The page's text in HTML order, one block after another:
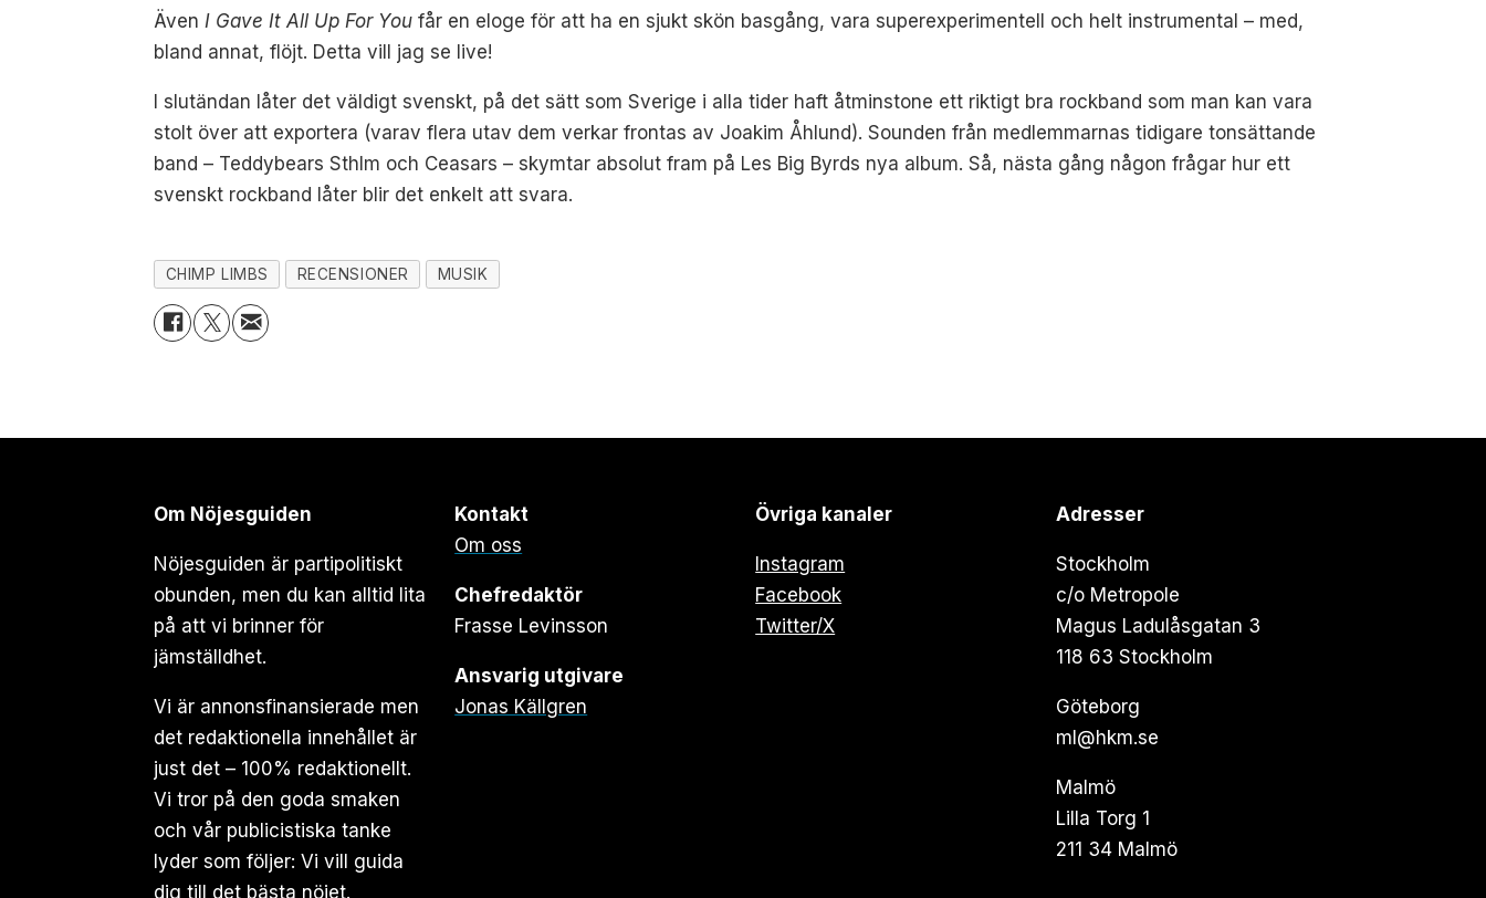
ÄvenI Gave It All Up For You får en eloge för att ha en sjukt skön basgång, vara superexperimentell och helt instrumental – med,
bland annat, flöjt. Detta vill jag se live!
I slutändan låter det väldigt svenskt, på det sätt som Sverige i alla tider haft åtminstone ett riktigt bra rockband som man kan vara
stolt över att exportera (varav flera utav dem verkar frontas av Joakim Åhlund). Sounden från medlemmarnas tidigare tonsättande
band – Teddybears Sthlm och Ceasars – skymtar absolut fram på Les Big Byrds nya album. Så, nästa gång någon frågar hur ett
svenskt rockband låter blir det enkelt att svara.
CHIMP LIMBS RECENSIONER MUSIK
Om Nöjesguiden
Nöjesguiden är partipolitiskt
obunden, men du kan alltid lita
på att vi brinner för
jämställdhet.
Vi är annonsfinansierade men
det redaktionella innehållet är
just det – 100% redaktionellt.
Vi tror på den goda smaken
och vår publicistiska tanke
lyder som följer: Vi vill guida
dig till det bästa nöjet.
Kontakt
Om oss
Chefredaktör
Frasse Levinsson
Ansvarig utgivare
Jonas Källgren
Övriga kanaler
Instagram
Facebook
Twitter/X
Adresser
Stockholm
c/o Metropole
Magus Ladulåsgatan 3
118 63 Stockholm
Göteborg
ml@hkm.se
Malmö
Lilla Torg 1
211 34 Malmö